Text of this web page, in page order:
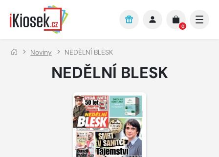
Přejít na hlavní obsah
0
Noviny NEDĚLNÍ BLESK
NEDĚLNÍ BLESK